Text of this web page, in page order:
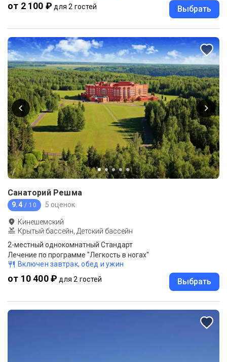
от 2 100 ₽ для 2 гостей Выбрать
Санаторий Решма
9.4 / 10 5 оценок
Кинешемский
Крытый бассейн, Детский бассейн
2-местный однокомнатный Стандарт
Лечение по программе "Легкость в ногах"
Включен завтрак, обед и ужин
от 10 400 ₽ для 2 гостей Выбрать